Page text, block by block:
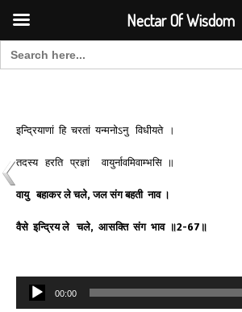
Search for:
इन्द्रियाणां हि चरतां यन्मनोऽनु विधीयते ।
तदस्य हरति प्रज्ञां वायुर्नावमिवाम्भसि ॥
वायु बहाकर ले चले,जल संग बहती नाव ।
वैसे इन्द्रिय ले चले, आसक्ति संग भाव ॥2-67 ॥
Audio
Player
00:00
Nectar Of Wisdom